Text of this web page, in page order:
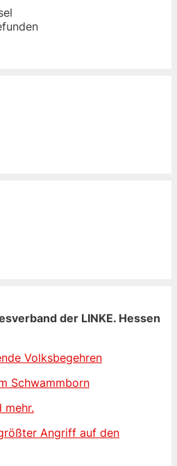
der LINKE. Hessen
Volksbegehren
Schwammborn
mehr.
Angriff auf den